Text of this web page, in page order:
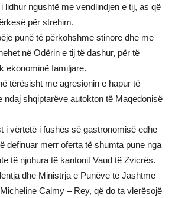
lidhur ngushtë me vendlindjen e tij, as që
për strehim.
punë të përkohshme stinore dhe me
në Odërin e tij të dashur, për të
ekonominë familjare.
tërësisht me agresionin e hapur të
ndaj shqiptarëve autokton të Maqedonisë
i vërtetë i fushës së gastronomisë edhe
definuar merr oferta të shumta pune nga
të njohura të kantonit Vaud të Zvicrës.
dhe Ministrja e Punëve të Jashtme
Calmy – Rey, që do ta vlerësojë